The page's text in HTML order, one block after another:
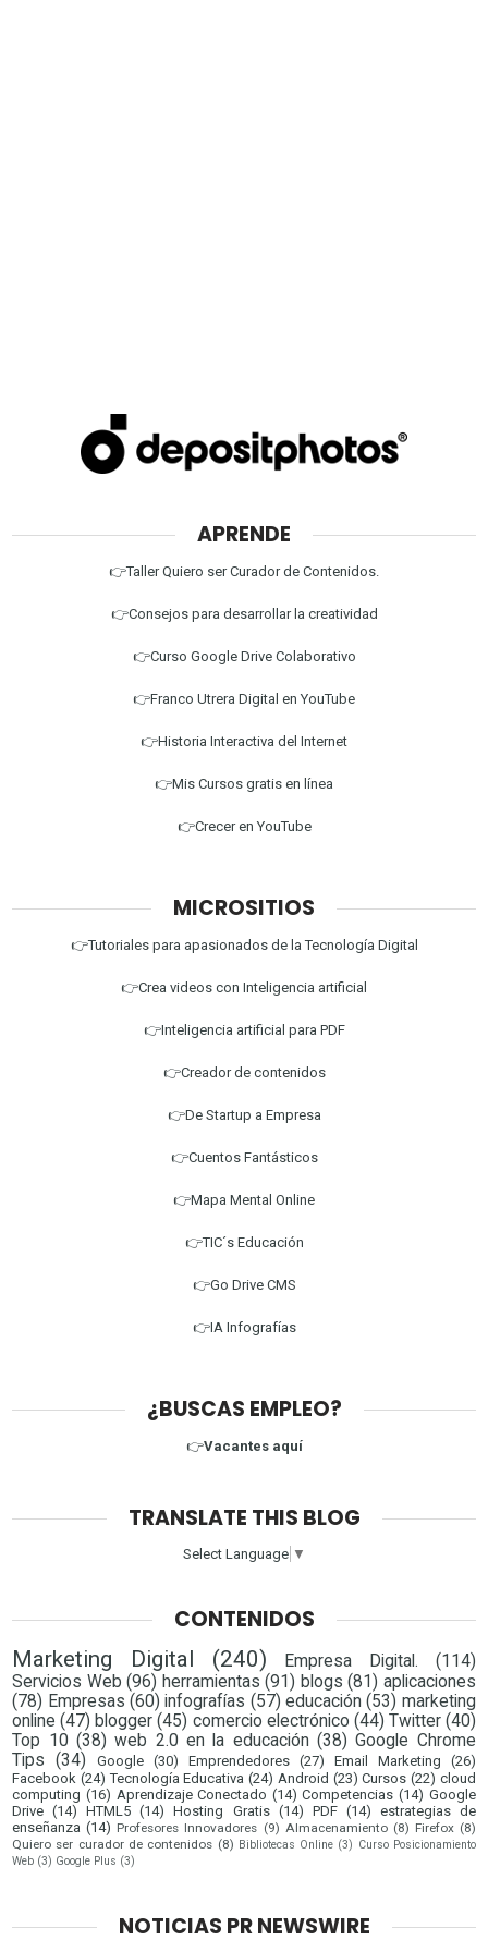
APRENDE
👉Taller Quiero ser Curador de Contenidos.
👉Consejos para desarrollar la creatividad
👉Curso Google Drive Colaborativo
👉Franco Utrera Digital en YouTube
👉Historia Interactiva del Internet
👉Mis Cursos gratis en línea
👉Crecer en YouTube
MICROSITIOS
👉Tutoriales para apasionados de la Tecnología Digital
👉Crea videos con Inteligencia artificial
👉Inteligencia artificial para PDF
👉Creador de contenidos
👉De Startup a Empresa
👉Cuentos Fantásticos
👉Mapa Mental Online
👉TIC´s Educación
👉Go Drive CMS
👉IA Infografías
¿BUSCAS EMPLEO?
👉Vacantes aquí
TRANSLATE THIS BLOG
Select Language ▼
CONTENIDOS
Marketing Digital (240) Empresa Digital.
(114)
Servicios Web (96) herramientas (91) blogs (81) aplicaciones
(78) Empresas (60) infografías (57) educación (53) marketing
online (47) blogger (45) comercio electrónico (44) Twitter (40)
Top 10 (38) web 2.0 en la educación (38) Google Chrome
Tips
(34) Google (30) Emprendedores (27) Email Marketing
(26)
Facebook (24) Tecnología Educativa (24) Android (23) Cursos (22) cloud
computing (16) Aprendizaje Conectado (14) Competencias (14) Google
Drive (14) HTML5 (14) Hosting Gratis (14) PDF (14) estrategias de
enseñanza (14) Profesores Innovadores (9) Almacenamiento (8) Firefox (8)
Quiero ser curador de contenidos (8) Bibliotecas Online (3) Curso Posicionamiento
Web (3) Google Plus (3)
NOTICIAS PR NEWSWIRE